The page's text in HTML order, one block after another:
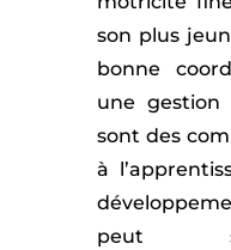
son plus
bonne
une gestion
sont des
à
peut